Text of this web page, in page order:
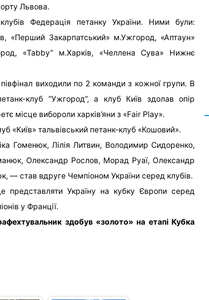
Львова.
Федерація петанку України. Ними були:
«Перший Закарпатський» м.Ужгород, «Аптаун»
«Tabby” м.Харків, «Челлена Сува» Нижнє
виходили по 2 команди з кожної групи. В
клуб “Ужгород”, а клуб Київ здолав опір
місце вибороли харків’яни з «Fair Play».
«Київ» тальвівський петанк-клуб «Кошовий».
Гоменюк, Лілія Литвин, Володимир Сидоренко,
Олександр Рослов, Морад Руаї, Олександр
— став вдруге Чемпіоном України серед клубів.
представляти Україну на кубку Європи серед
у Франції.
здобув «золото» на етапі Кубка